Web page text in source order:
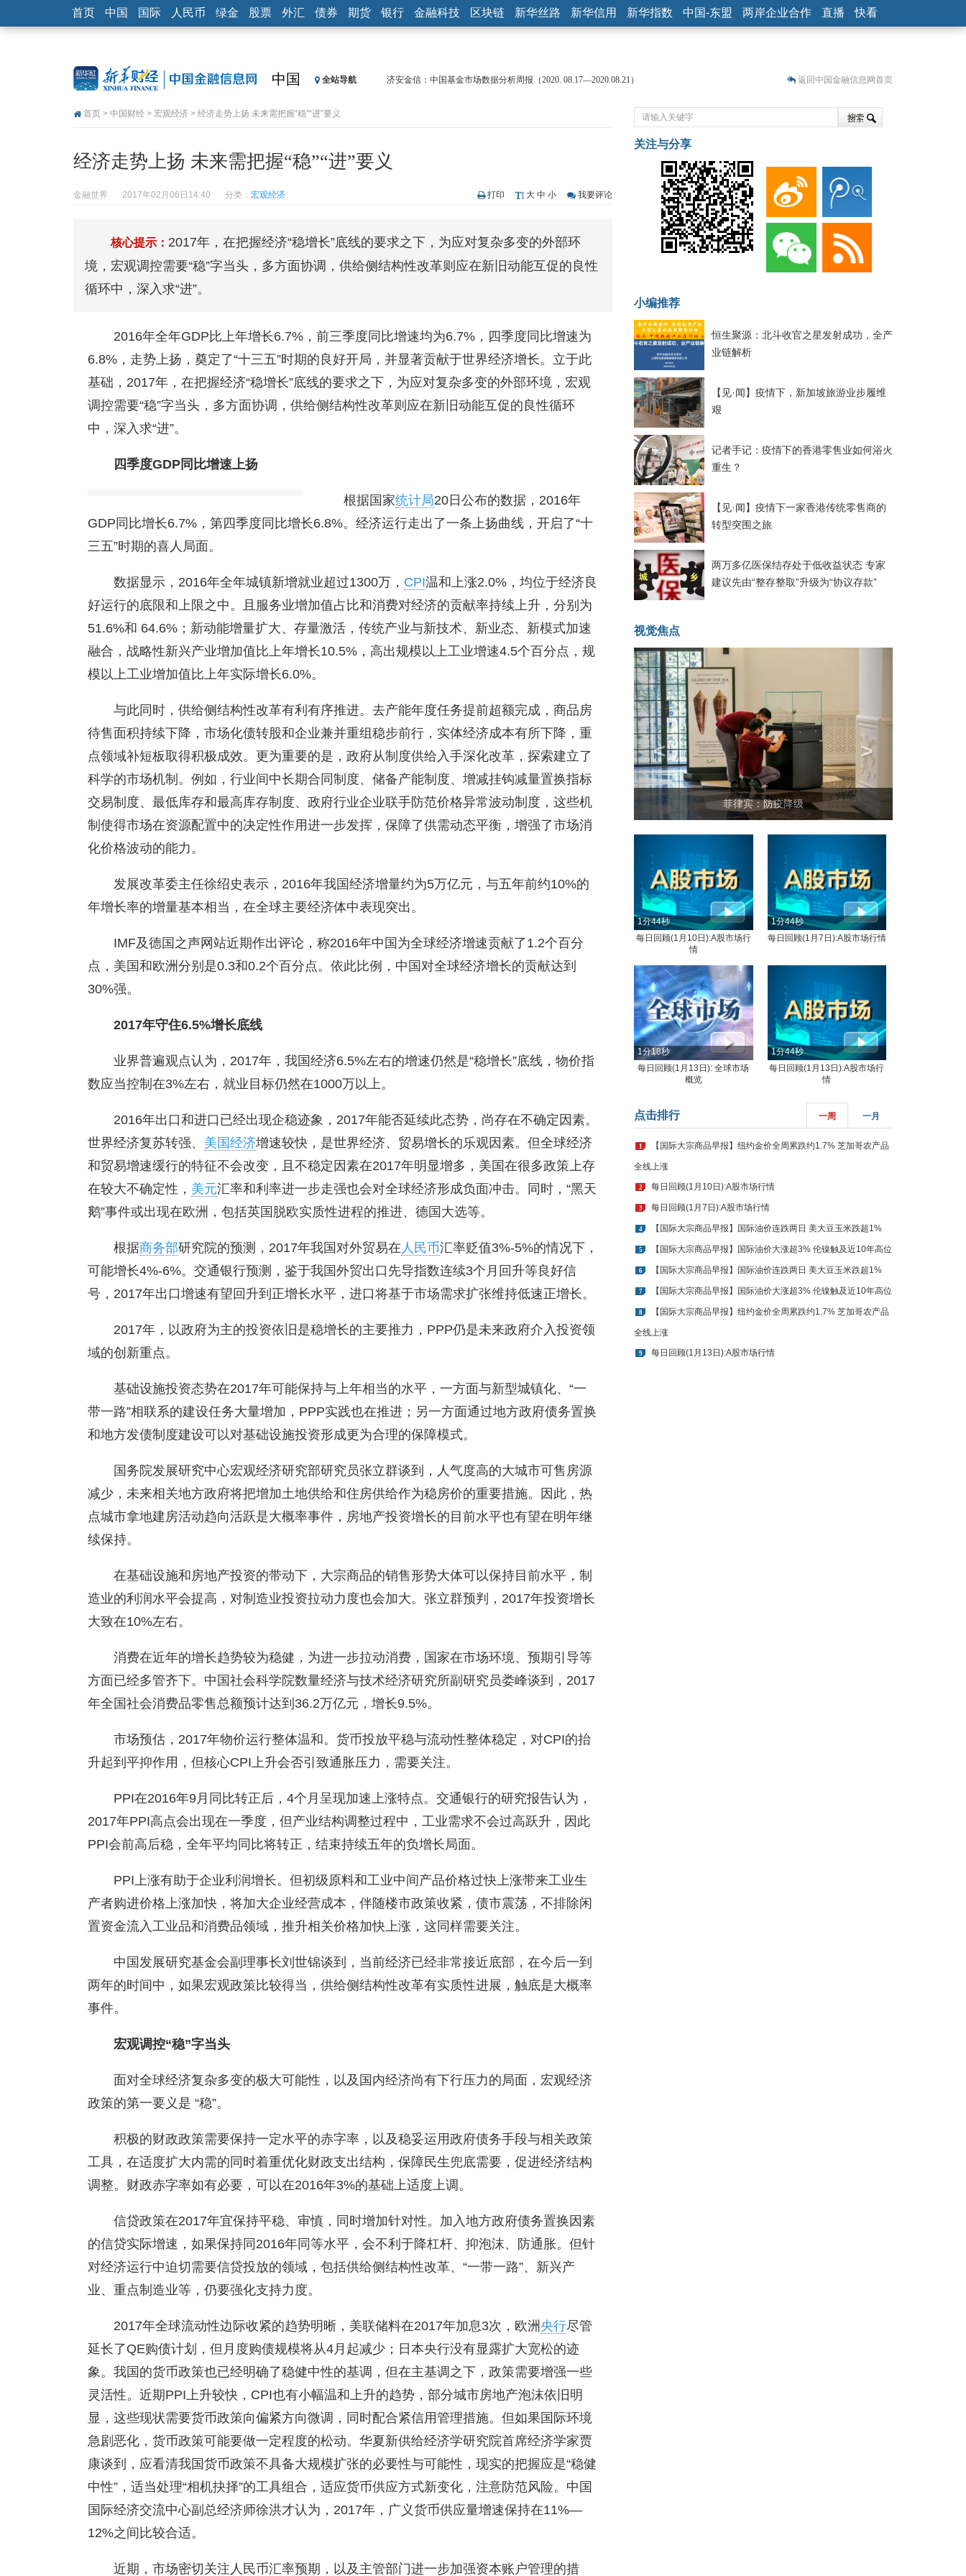
首页 中国 国际 人民币 绿金 股票 外汇 债券 期货 银行 金融科技 区块链 新华丝路 新华信用 新华指数 中国-东盟 两岸企业合作 直播 快看
中国 全站导航
济安金信：中国基金市场数据分析周报（2020. 08.17—2020.08.21）
济安金信：中国基金市场数据分析周报（2020. 07.27—2020.07.31）
【新华财经调查】同业存单、结构性存款玩起“跷跷板” 结构性失衡藏
基本面及股市双轮冲击 债市回调十年期债表现最弱
恒生聚源：北斗收官之星发射成功，全产业链解析
济安金信：中国基金市场数据分析周报（2020. 08.17—2020.08.21）
返回中国金融信息网首页
首页 > 中国财经 > 宏观经济 > 经济走势上扬 未来需把握“稳”“进”要义
经济走势上扬 未来需把握“稳”“进”要义
金融世界 2017年02月06日14:40 分类： 宏观经济 打印 大 中 小 我要评论
核心提示： 2017年，在把握经济“稳增长”底线的要求之下，为应对复杂多变的外部环
境，宏观调控需要“稳”字当头，多方面协调，供给侧结构性改革则应在新旧动能互促的良性
循环中，深入求“进”。
2016年全年GDP比上年增长6.7%，前三季度同比增速均为6.7%，四季度同比增速为
6.8%，走势上扬，奠定了“十三五”时期的良好开局，并显著贡献于世界经济增长。立于此
基础，2017年，在把握经济“稳增长”底线的要求之下，为应对复杂多变的外部环境，宏观
调控需要“稳”字当头，多方面协调，供给侧结构性改革则应在新旧动能互促的良性循环
中，深入求“进”。
四季度GDP 同比增速上扬
根据国家统计局20日公布的数据，2016年
GDP同比增长6.7%，第四季度同比增长6.8%。经济运行走出了一条上扬曲线，开启了“十
三五”时期的喜人局面。
数据显示，2016年全年城镇新增就业超过1300万， CPI温和上涨2.0%，均位于经济良
好运行的底限和上限之中。且服务业增加值占比和消费对经济的贡献率持续上升，分别为
51.6%和 64.6%；新动能增量扩大、存量激活，传统产业与新技术、新业态、新模式加速
融合，战略性新兴产业增加值比上年增长10.5%，高出规模以上工业增速4.5个百分点，规
模以上工业增加值比上年实际增长6.0%。
与此同时，供给侧结构性改革有利有序推进。去产能年度任务提前超额完成，商品房
待售面积持续下降，市场化债转股和企业兼并重组稳步前行，实体经济成本有所下降，重
点领域补短板取得积极成效。更为重要的是，政府从制度供给入手深化改革，探索建立了
科学的市场机制。例如，行业间中长期合同制度、储备产能制度、增减挂钩减量置换指标
交易制度、最低库存和最高库存制度、政府行业企业联手防范价格异常波动制度，这些机
制使得市场在资源配置中的决定性作用进一步发挥，保障了供需动态平衡，增强了市场消
化价格波动的能力。
发展改革委主任徐绍史表示，2016年我国经济增量约为5万亿元，与五年前约10%的
年增长率的增量基本相当，在全球主要经济体中表现突出。
IMF及德国之声网站近期作出评论，称2016年中国为全球经济增速贡献了1.2个百分
点，美国和欧洲分别是0.3和0.2个百分点。依此比例，中国对全球经济增长的贡献达到
30%强。
2017年守住6.5%增长底线
业界普遍观点认为，2017年，我国经济6.5%左右的增速仍然是“稳增长”底线，物价指
数应当控制在3%左右，就业目标仍然在1000万以上。
2016年出口和进口已经出现企稳迹象，2017年能否延续此态势，尚存在不确定因素。
世界经济复苏转强、 美国经济增速较快，是世界经济、贸易增长的乐观因素。但全球经济
和贸易增速缓行的特征不会改变，且不稳定因素在2017年明显增多，美国在很多政策上存
在较大不确定性， 美元汇率和利率进一步走强也会对全球经济形成负面冲击。同时，“黑天
鹅”事件或出现在欧洲，包括英国脱欧实质性进程的推进、德国大选等。
根据商务部研究院的预测，2017年我国对外贸易在 人民币汇率贬值3%-5%的情况下，
可能增长4%-6%。交通银行预测，鉴于我国外贸出口先导指数连续3个月回升等良好信
号，2017年出口增速有望回升到正增长水平，进口将基于市场需求扩张维持低速正增长。
2017年，以政府为主的投资依旧是稳增长的主要推力，PPP仍是未来政府介入投资领
域的创新重点。
基础设施投资态势在2017年可能保持与上年相当的水平，一方面与新型城镇化、“一
带一路”相联系的建设任务大量增加，PPP实践也在推进；另一方面通过地方政府债务置换
和地方发债制度建设可以对基础设施投资形成更为合理的保障模式。
国务院发展研究中心宏观经济研究部研究员张立群谈到，人气度高的大城市可售房源
减少，未来相关地方政府将把增加土地供给和住房供给作为稳房价的重要措施。因此，热
点城市拿地建房活动趋向活跃是大概率事件，房地产投资增长的目前水平也有望在明年继
续保持。
在基础设施和房地产投资的带动下，大宗商品的销售形势大体可以保持目前水平，制
造业的利润水平会提高，对制造业投资拉动力度也会加大。张立群预判，2017年投资增长
大致在10%左右。
消费在近年的增长趋势较为稳健，为进一步拉动消费，国家在市场环境、预期引导等
方面已经多管齐下。中国社会科学院数量经济与技术经济研究所副研究员娄峰谈到，2017
年全国社会消费品零售总额预计达到36.2万亿元，增长9.5%。
市场预估，2017年物价运行整体温和。货币投放平稳与流动性整体稳定，对CPI的抬
升起到平抑作用，但核心CPI上升会否引致通胀压力，需要关注。
PPI在2016年9月同比转正后，4个月呈现加速上涨特点。交通银行的研究报告认为，
2017年PPI高点会出现在一季度，但产业结构调整过程中，工业需求不会过高跃升，因此
PPI会前高后稳，全年平均同比将转正，结束持续五年的负增长局面。
PPI上涨有助于企业利润增长。但初级原料和工业中间产品价格过快上涨带来工业生
产者购进价格上涨加快，将加大企业经营成本，伴随楼市政策收紧，债市震荡，不排除闲
置资金流入工业品和消费品领域，推升相关价格加快上涨，这同样需要关注。
中国发展研究基金会副理事长刘世锦谈到，当前经济已经非常接近底部，在今后一到
两年的时间中，如果宏观政策比较得当，供给侧结构性改革有实质性进展，触底是大概率
事件。
宏观调控“稳”字当头
面对全球经济复杂多变的极大可能性，以及国内经济尚有下行压力的局面，宏观经济
政策的第一要义是 “稳”。
积极的财政政策需要保持一定水平的赤字率，以及稳妥运用政府债务手段与相关政策
工具，在适度扩大内需的同时着重优化财政支出结构，保障民生兜底需要，促进经济结构
调整。财政赤字率如有必要，可以在2016年3%的基础上适度上调。
信贷政策在2017年宜保持平稳、审慎，同时增加针对性。加入地方政府债务置换因素
的信贷实际增速，如果保持同2016年同等水平，会不利于降杠杆、抑泡沫、防通胀。但针
对经济运行中迫切需要信贷投放的领域，包括供给侧结构性改革、“一带一路”、新兴产
业、重点制造业等，仍要强化支持力度。
2017年全球流动性边际收紧的趋势明晰，美联储料在2017年加息3次，欧洲央行尽管
延长了QE购债计划，但月度购债规模将从4月起减少；日本央行没有显露扩大宽松的迹
象。我国的货币政策也已经明确了稳健中性的基调，但在主基调之下，政策需要增强一些
灵活性。近期PPI上升较快，CPI也有小幅温和上升的趋势，部分城市房地产泡沫依旧明
显，这些现状需要货币政策向偏紧方向微调，同时配合紧信用管理措施。但如果国际环境
急剧恶化，货币政策可能要做一定程度的松动。华夏新供给经济学研究院首席经济学家贾
康谈到，应看清我国货币政策不具备大规模扩张的必要性与可能性，现实的把握应是“稳健
中性”，适当处理“相机抉择”的工具组合，适应货币供应方式新变化，注意防范风险。中国
国际经济交流中心副总经济师徐洪才认为，2017年，广义货币供应量增速保持在11%—
12%之间比较合适。
近期，市场密切关注人民币汇率预期，以及主管部门进一步加强资本账户管理的措
关注与分享
小编推荐
恒生聚源：北斗收官之星发射成功，全产
业链解析
【见·闻】疫情下，新加坡旅游业步履维
艰
记者手记：疫情下的香港零售业如何浴火
重生？
【见·闻】疫情下一家香港传统零售商的
转型突围之旅
两万多亿医保结存处于低收益状态 专家
建议先由“整存整取”升级为“协议存款”
视觉焦点
坐上火车看老挝
< >
1分44秒
每日回顾(1月10日):A股市场行
情
1分44秒
每日回顾(1月7日):A股市场行情
1分18秒
每日回顾(1月13日): 全球市场
概览
1分44秒
每日回顾(1月13日):A股市场行
情
1 【国际大宗商品早报】纽约金价全周累跌约1.7% 芝加哥农产品
全线上涨
2 每日回顾(1月10日):A股市场行情
3 每日回顾(1月7日):A股市场行情
4 【国际大宗商品早报】国际油价连跌两日 美大豆玉米跌超1%
5 【国际大宗商品早报】国际油价大涨超3% 伦镍触及近10年高位
6 【国际大宗商品早报】国际油价连跌两日 美大豆玉米跌超1%
7 【国际大宗商品早报】国际油价大涨超3% 伦镍触及近10年高位
8 【国际大宗商品早报】纽约金价全周累跌约1.7% 芝加哥农产品
全线上涨
9 每日回顾(1月13日):A股市场行情